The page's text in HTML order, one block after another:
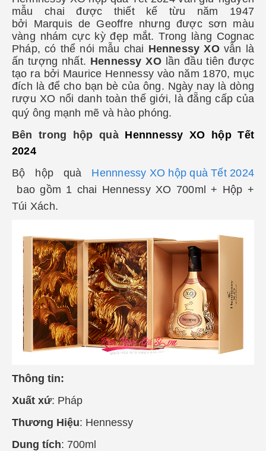
mẫu chai được thiết kế từu năm 1947
bởi Marquis de Geoffre nhưng được sơn màu
vàng nhám cực kỳ đẹp mắt. Trong làng Cognac
Pháp, có thể nói mẫu chai Hennessy XOvẫn là
ấn tượng nhất. Hennessy XOlần đầu tiên được
tạo ra bởi Maurice Hennessy vào năm 1870, mục
đích là để cho bạn bè của ông. Ngày nay là dòng
rượu XO nổi danh toàn thế giới, là đẵng cấp của
quý ông mạnh mẽ và hào phóng.
Bên trong hộp quà Hennnessy XO hộp Tết
2024
Bộ hộp quà Hennnessy XO hộp quà Tết 2024
bao gồm 1 chai Hennessy XO 700ml + Hộp +
Túi Xách.
Thông tin:
Xuất xứ: Pháp
Thương Hiệu: Hennessy
Dung tích: 700ml